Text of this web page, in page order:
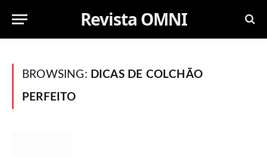
Revista OMNI
BROWSING: DICAS DE COLCHÃO
PERFEITO